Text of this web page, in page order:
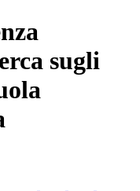
sugli